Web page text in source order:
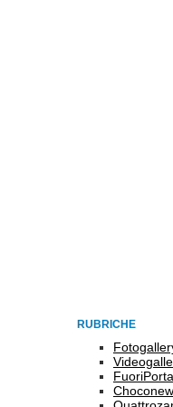
RUBRICHE
FuoriPorta